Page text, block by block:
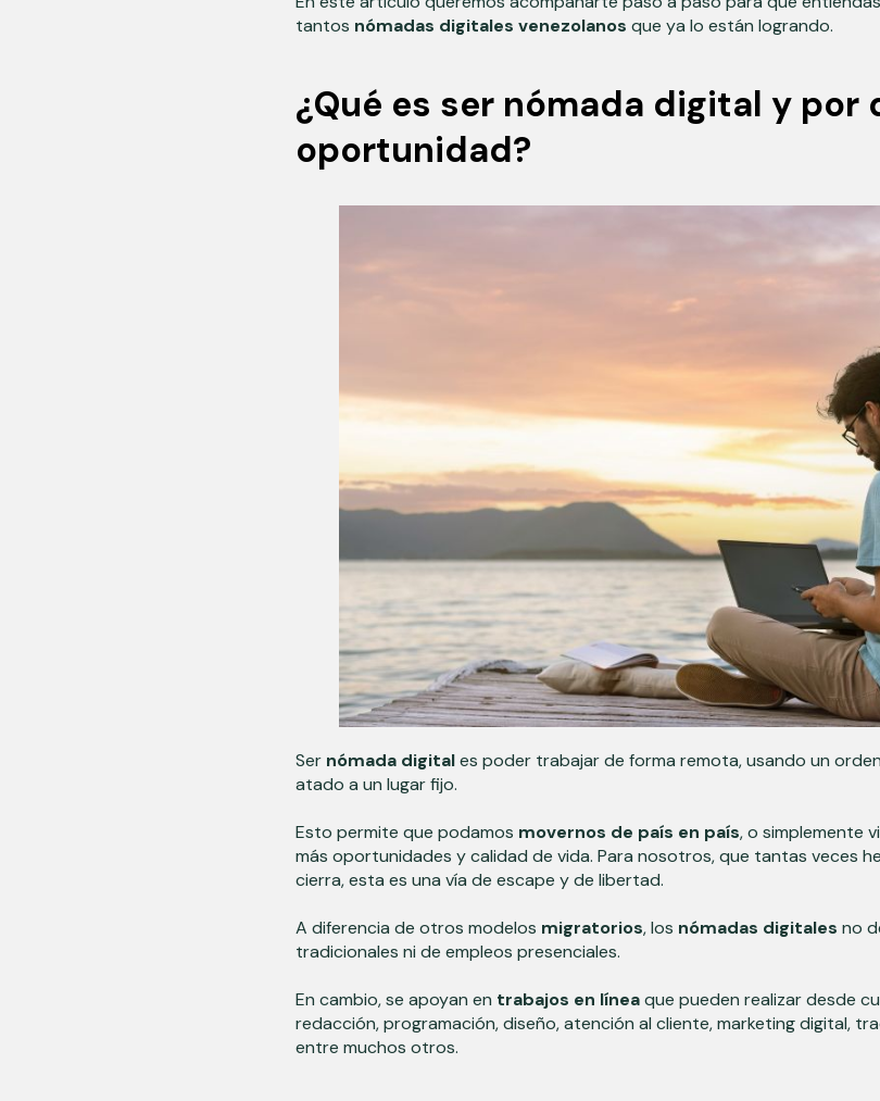
tantos nómadas digitales venezolanos que ya lo están logrando.
¿Qué es ser nómada digital y por
oportunidad?
Ser nómada digitales poder trabajar de forma remota, usando un
atado a un lugar fijo.
Esto permite que podamos movernos de país en país, o simplemente
más oportunidades y calidad de vida. Para nosotros, que tantas veces
cierra, esta es una vía de escape y de libertad.
A diferencia de otros modelos migratorios, los nómadas digitales no
tradicionales ni de empleos presenciales.
En cambio, se apoyan en trabajos en líneaque pueden realizar desde
redacción, programación, diseño, atención al cliente, marketing digital,
entre muchos otros.